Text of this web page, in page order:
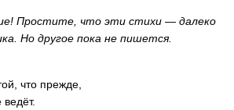
Простите, что эти стихи — далеко
Но другое пока не пишется.
что прежде,